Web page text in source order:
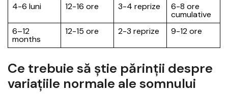
4-6 luni
12-16 ore 3-4 reprize 6-8 ore
cumulative
6–12
months
12-15 ore 2-3 reprize 9-12 ore
Ce trebuie să știe părinții despre
variațiile normale ale somnului